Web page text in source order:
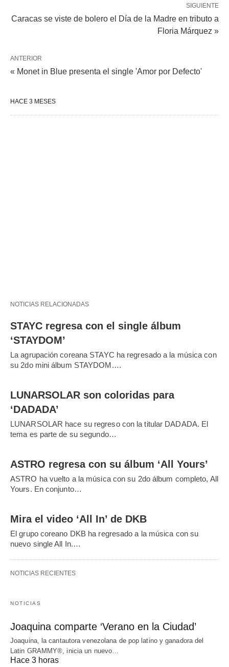
SIGUIENTE
Caracas se viste de bolero el Día de la Madre en tributo a
Floria Márquez »
ANTERIOR
« Monet in Blue presenta el single 'Amor por Defecto'
HACE 3 MESES
NOTICIAS RELACIONADAS
STAYC regresa con el single álbum
‘STAYDOM’
La agrupación coreana STAYC ha regresado a la música con
su 2do mini álbum STAYDOM.…
LUNARSOLAR son coloridas para
‘DADADA’
LUNARSOLAR hace su regreso con la titular DADADA. El
tema es parte de su segundo…
ASTRO regresa con su álbum ‘All Yours’
ASTRO ha vuelto a la música con su 2do álbum completo, All
Yours. En conjunto…
Mira el video ‘All In’ de DKB
El grupo coreano DKB ha regresado a la música con su
nuevo single All In.…
NOTICIAS RECIENTES
NOTICIAS
Joaquina comparte ‘Verano en la Ciudad’
Joaquina, la cantautora venezolana de pop latino y ganadora del
Latin GRAMMY®, inicia un nuevo…
Hace 3 horas